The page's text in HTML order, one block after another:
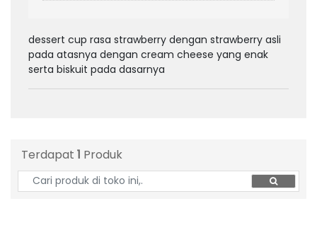
dessert cup rasa strawberry dengan strawberry asli
pada atasnya dengan cream cheese yang enak
serta biskuit pada dasarnya
Terdapat 1 Produk